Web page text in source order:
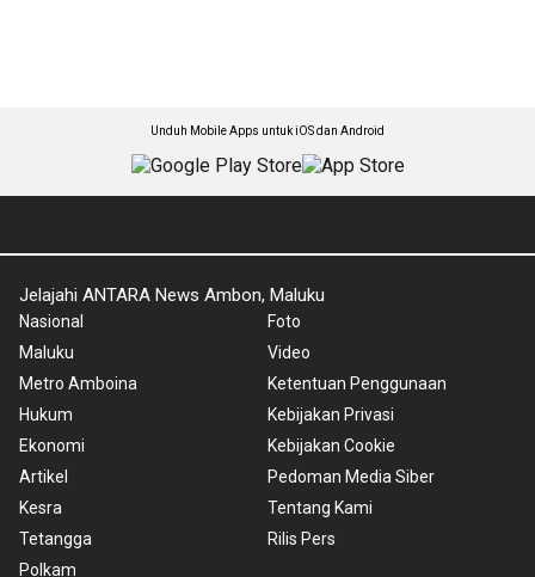
Unduh Mobile Apps untuk iOS dan Android
Jelajahi ANTARA News Ambon, Maluku
Nasional
Maluku
Metro Amboina
Hukum
Ekonomi
Artikel
Kesra
Tetangga
Polkam
Foto
Video
Ketentuan Penggunaan
Kebijakan Privasi
Kebijakan Cookie
Pedoman Media Siber
Tentang Kami
Rilis Pers